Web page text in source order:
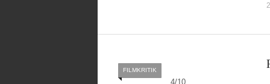
4/10
FILMKRITIK